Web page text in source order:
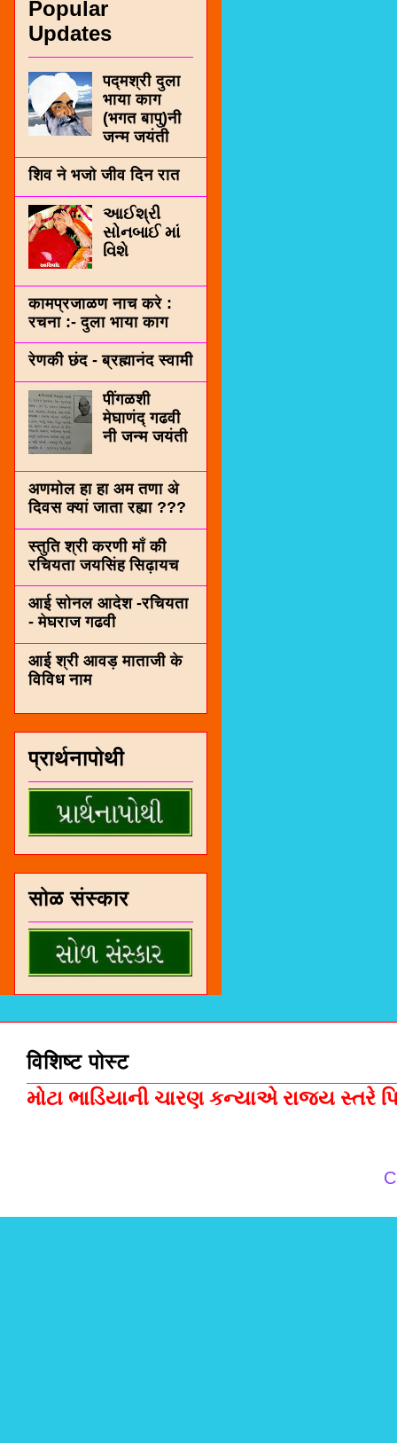
Popular
Updates
पद्मश्री दुला
भाया काग
(भगत बापु)नी
जन्म जयंती
शिव ने भजो जीव दिन रात
આઈશ્રી
સોનબાઈ માં
વિશે
कामप्रजाळण नाच करे :
रचना :- दुला भाया काग
रेणकी छंद - ब्रह्मानंद स्वामी
पींगळशी
मेघाणंद् गढवी
नी जन्म जयंती
अणमोल हा हा अम तणा अे
दिवस क्यां जाता रह्या ???
स्तुति श्री करणी माँ की
रचियता जयसिंह सिढ़ायच
आई सोनल आदेश -रचियता
- मेघराज गढवी
आई श्री आवड़ माताजी के
विविध नाम
प्रार्थनापोथी
सोळ संस्कार
विशिष्ट पोस्ट
મોટા ભાડિયાની ચારણ કન્યાએ રાજ્ય સ્તરે